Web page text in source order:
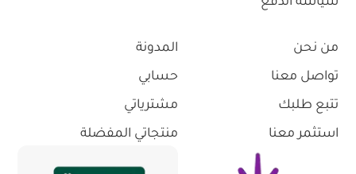
من نحن
تواصل معنا
تتبع طلبك
استثمر معنا
المدونة
حسابي
مشترياتي
منتجاتي المفضلة